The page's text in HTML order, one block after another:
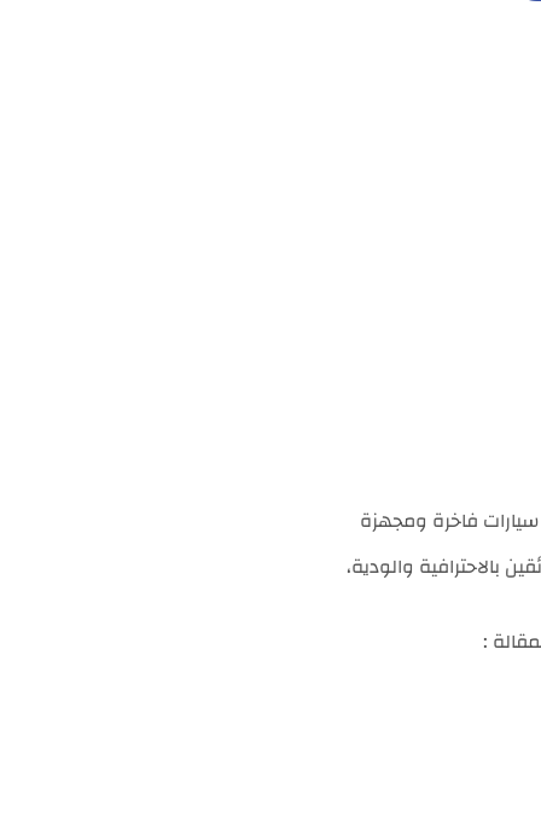
فاخرة ومجهزة
بالاحترافية والودية،
: